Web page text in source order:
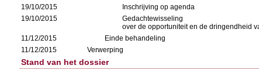
19/10/2015
Inschrijving op agenda
19/10/2015
Gedachtewisseling
over de opportuniteit en de dringendheid
11/12/2015
Einde behandeling
11/12/2015
Verwerping
Stand van het dossier